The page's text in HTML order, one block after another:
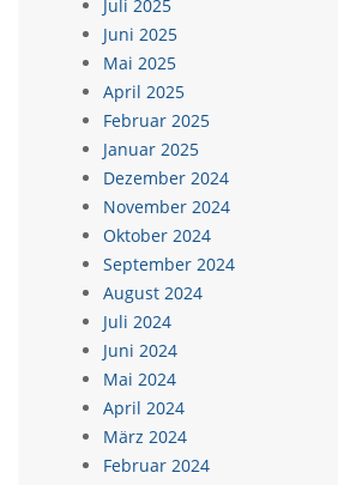
Juli 2025
Juni 2025
Mai 2025
April 2025
Februar 2025
Januar 2025
Dezember 2024
November 2024
Oktober 2024
September 2024
August 2024
Juli 2024
Juni 2024
Mai 2024
April 2024
März 2024
Februar 2024